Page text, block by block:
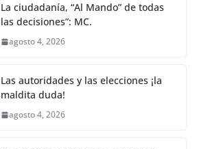
La ciudadanía, “Al Mando” de todas
las decisiones”: MC.
agosto 4, 2026
Las autoridades y las elecciones ¡la
maldita duda!
agosto 4, 2026